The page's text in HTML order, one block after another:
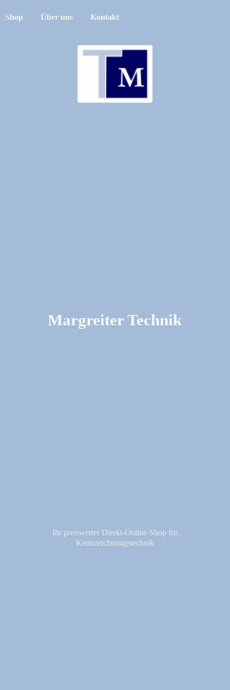
Shop Über uns Kontakt
Margreiter Technik
Ihr preiswerter Direkt-Online-Shop für
Kennzeichnungstechnik